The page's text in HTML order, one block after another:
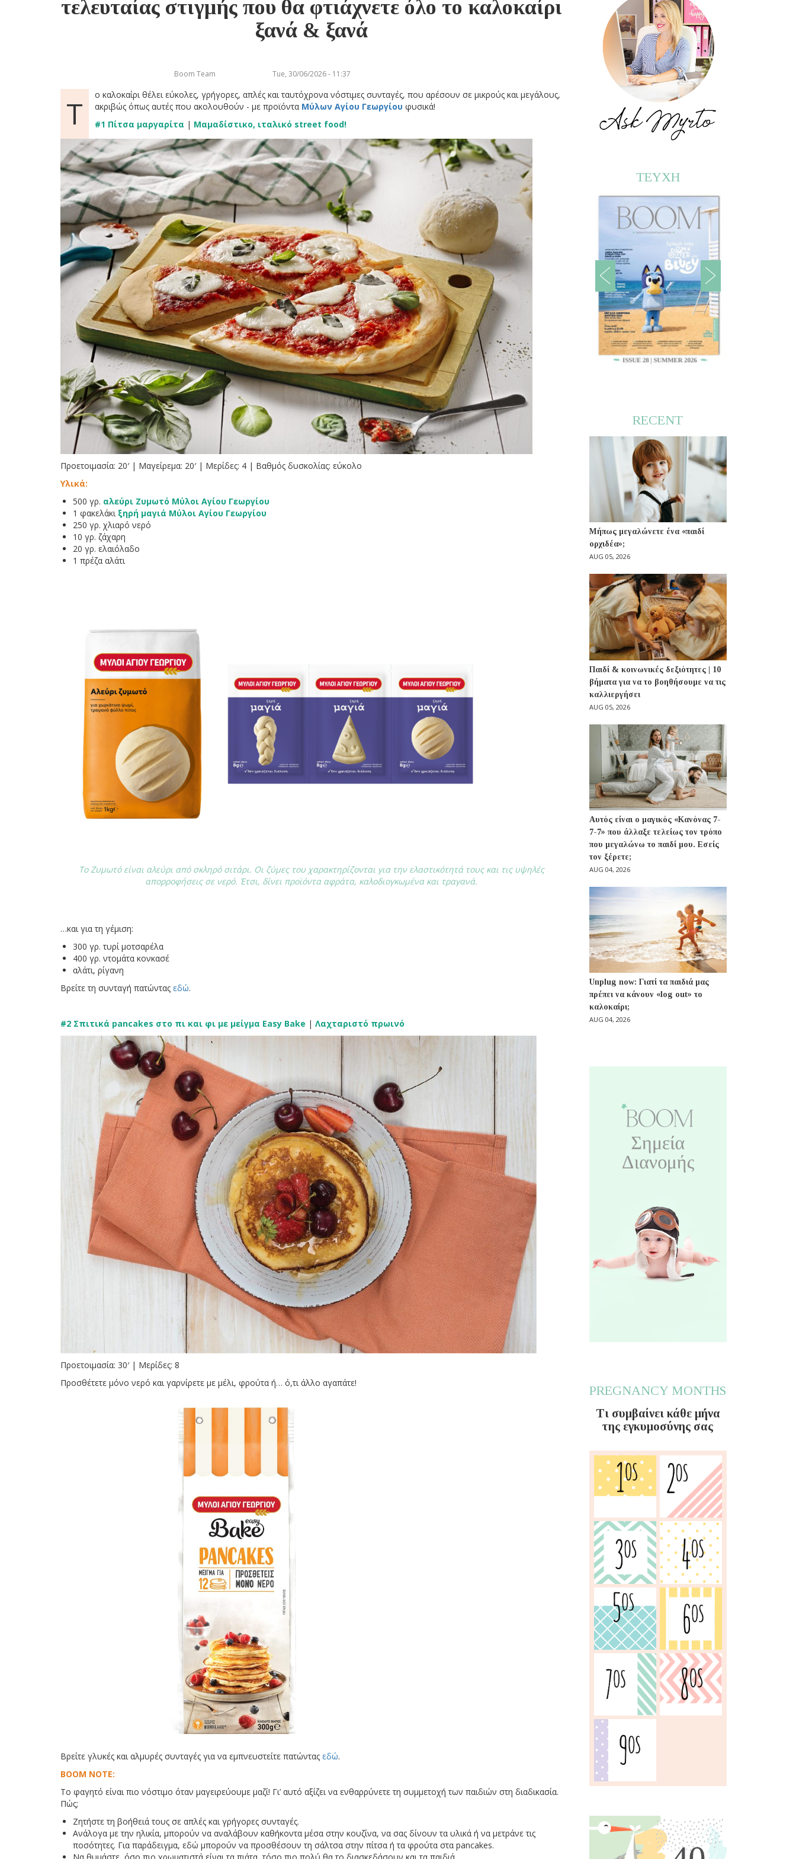
τελευταίας στιγμής που θα φτιάχνετε όλο το καλοκαίρι
ξανά & ξανά
Boom Team Tue, 30/06/2026 - 11:37
Τ
ο καλοκαίρι θέλει εύκολες, γρήγορες, απλές και ταυτόχρονα νόστιμες συνταγές, που αρέσουν σε μικρούς και μεγάλους,
ακριβώς όπως αυτές που ακολουθούν - με προϊόντα Μύλων Αγίου Γεωργίου φυσικά!
#1 Πίτσα μαργαρίτα | Μαμαδίστικο, ιταλικό street food!
Προετοιμασία: 20′ | Μαγείρεμα: 20′ | Μερίδες: 4 | Βαθμός δυσκολίας: εύκολο
Υλικά:
500 γρ. αλεύρι Ζυμωτό Μύλοι Αγίου Γεωργίου
1 φακελάκι ξηρή μαγιά Μύλοι Αγίου Γεωργίου
250 γρ. χλιαρό νερό
10 γρ. ζάχαρη
20 γρ. ελαιόλαδο
1 πρέζα αλάτι
Το Ζυμωτό είναι αλεύρι από σκληρό σιτάρι. Οι ζύμες του χαρακτηρίζονται για την ελαστικότητά τους και τις υψηλές
απορροφήσεις σε νερό. Έτσι, δίνει προϊόντα αφράτα, καλοδιογκωμένα και τραγανά.
…και για τη γέμιση:
300 γρ. τυρί μοτσαρέλα
400 γρ. ντομάτα κονκασέ
αλάτι, ρίγανη
Βρείτε τη συνταγή πατώντας εδώ.
#2 Σπιτικά pancakes στο πι και φι με μείγμα Easy Bake | Λαχταριστό πρωινό
Προετοιμασία: 30′ | Μερίδες: 8
Προσθέτετε μόνο νερό και γαρνίρετε με μέλι, φρούτα ή… ό,τι άλλο αγαπάτε!
Βρείτε γλυκές και αλμυρές συνταγές για να εμπνευστείτε πατώντας εδώ.
BOOM NOTE:
Το φαγητό είναι πιο νόστιμο όταν μαγειρεύουμε μαζί! Γι’ αυτό αξίζει να ενθαρρύνετε τη συμμετοχή των παιδιών στη διαδικασία.
Πώς;
Ζητήστε τη βοήθειά τους σε απλές και γρήγορες συνταγές.
Ανάλογα με την ηλικία, μπορούν να αναλάβουν καθήκοντα μέσα στην κουζίνα, να σας δίνουν τα υλικά ή να μετράνε τις
ποσότητες. Για παράδειγμα, εδώ μπορούν να προσθέσουν τη σάλτσα στην πίτσα ή τα φρούτα στα pancakes.
ΤΕΥΧΗ
RECENT
Μήπως μεγαλώνετε ένα «παιδί
ορχιδέα»;
AUG 05, 2026
Παιδί & κοινωνικές δεξιότητες | 10
βήματα για να το βοηθήσουμε να τις
καλλιεργήσει
AUG 05, 2026
Αυτός είναι ο μαγικός «Κανόνας 7-
7-7» που άλλαξε τελείως τον τρόπο
που μεγαλώνω το παιδί μου. Εσείς
τον ξέρετε;
AUG 04, 2026
Unplug now: Γιατί τα παιδιά μας
πρέπει να κάνουν «log out» το
καλοκαίρι;
AUG 04, 2026
PREGNANCY MONTHS
Τι συμβαίνει κάθε μήνα
της εγκυμοσύνης σας